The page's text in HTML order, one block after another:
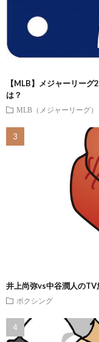
【MLB】メジャーリー
は？
MLB（メジャーリーグ）
井上尚弥vs中谷潤人のTV
ボクシング